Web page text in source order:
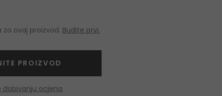
ovaj proizvod. Budite prvi.
PROIZVOD
dobivanju ocjena